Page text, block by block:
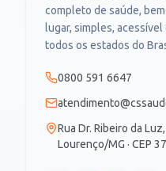
completo de saúde,
lugar, simples,
todos os estados do
0800 591 6647
Rua Dr. Ribeiro da
Lourenço/MG · CEP